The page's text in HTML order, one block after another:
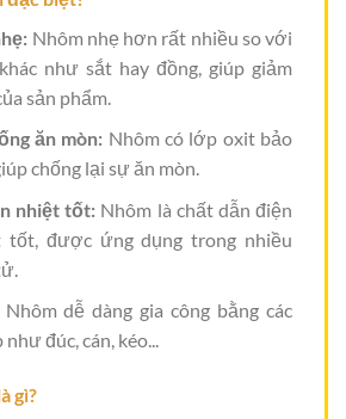
Nhôm nhẹ hơn rất nhiều so với
như sắt hay đồng, giúp giảm
sản phẩm.
ăn mòn: Nhôm có lớp oxit bảo
chống lại sự ăn mòn.
nhiệt tốt: Nhôm là chất dẫn điện
tốt, được ứng dụng trong nhiều
dễ dàng gia công bằng các
đúc, cán, kéo...
gì?